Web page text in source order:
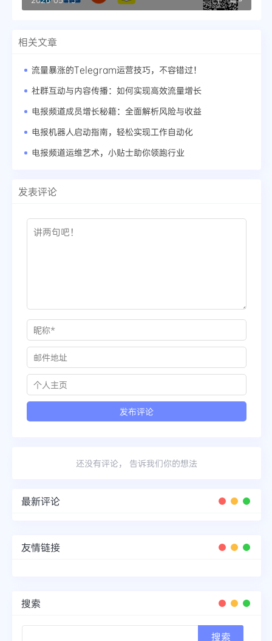
相关文章
流量暴涨的Telegram运营技巧，不容错过！
社群互动与内容传播：如何实现高效流量增长
电报频道成员增长秘籍：全面解析风险与收益
电报机器人启动指南，轻松实现工作自动化
电报频道运维艺术，小贴士助你领跑行业
发表评论
还没有评论， 告诉我们你的想法
最新评论
友情链接
搜索